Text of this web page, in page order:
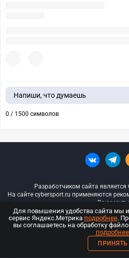
Напиши, что думаешь
0 / 1500 символов
Разработчиком сайта
На сайте cybersport.ru применяются
Документы
© ООО «Киберспорт.ру» —
18+
ООО «Киберспорт.ру». Свидетельство о
Для повышения удобства сайта мы
сервис Яндекс.Метрика подробнее.
вы соглашаетесь на обработку
подробнее
ПРИНЯТЬ